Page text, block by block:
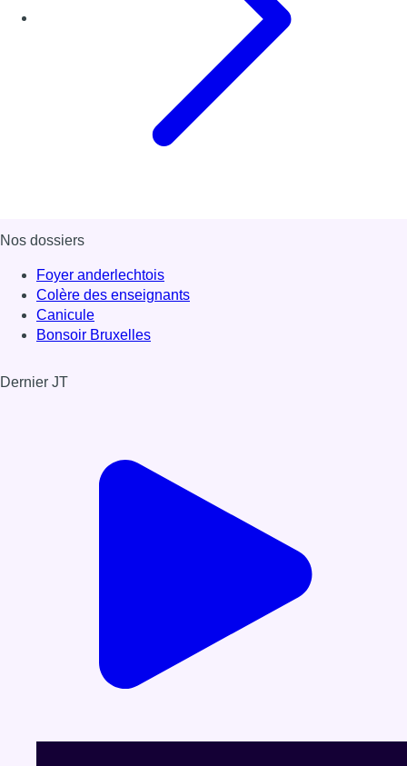
Nos dossiers
Foyer anderlechtois
Colère des enseignants
Canicule
Bonsoir Bruxelles
Dernier JT